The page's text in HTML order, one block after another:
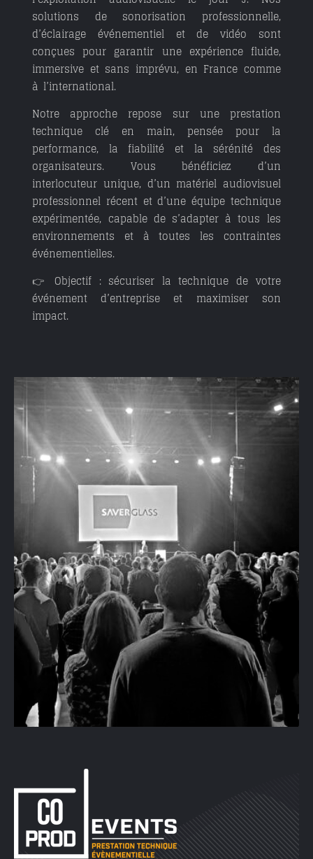
solutions de sonorisation professionnelle,
d’éclairage événementiel et de vidéo sont
conçues pour garantir une expérience fluide,
immersive et sans imprévu, en France comme
à l’international.
Notre approche repose sur une prestation
technique clé en main, pensée pour la
performance, la fiabilité et la sérénité des
organisateurs. Vous bénéficiez d’un
interlocuteur unique, d’un matériel audiovisuel
professionnel récent et d’une équipe technique
expérimentée, capable de s’adapter à tous les
environnements et à toutes les contraintes
événementielles.
👉Objectif : sécuriser la technique de votre
événement d’entreprise et maximiser son
impact.